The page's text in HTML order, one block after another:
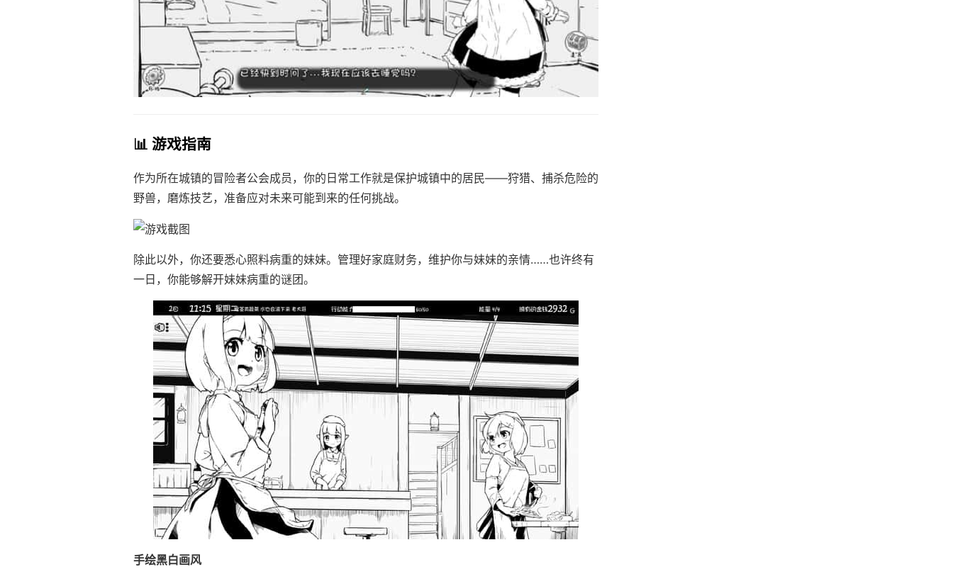
📊 游戏指南
作为所在城镇的冒险者公会成员，你的日常工作就是保护城镇中的居民——狩猎、捕杀危险的
野兽，磨炼技艺，准备应对未来可能到来的任何挑战。
除此以外，你还要悉心照料病重的妹妹。管理好家庭财务，维护你与妹妹的亲情……也许终有
一日，你能够解开妹妹病重的谜团。
手绘黑白画风